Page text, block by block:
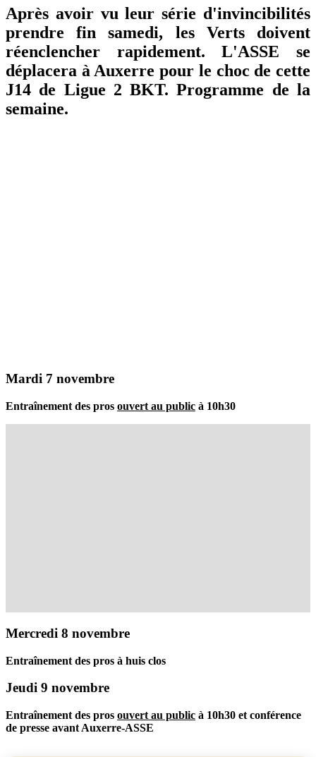
Après avoir vu leur série d'invincibilités
prendre fin samedi, les Verts doivent
réenclencher rapidement. L'ASSE se
déplacera à Auxerre pour le choc de cette
J14 de Ligue 2 BKT. Programme de la
semaine.
Mardi 7 novembre
Entraînement des pros ouvert au public à 10h30
Mercredi 8 novembre
Entraînement des pros à huis clos
Jeudi 9 novembre
Entraînement des pros ouvert au public à 10h30 et conférence
de presse avant Auxerre-ASSE